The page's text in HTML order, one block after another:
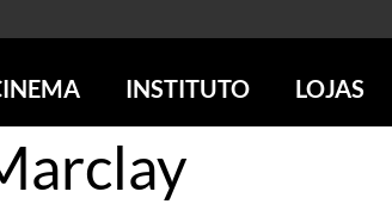
SESSÕES DE CINEMA
SÃO PAULO
INSTITUTO
IMS PAULISTA
LOJAS